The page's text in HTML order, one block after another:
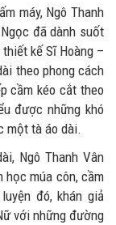
máy, Ngô Thanh
đã dành suốt
kế Sĩ Hoàng –
theo phong cách
cầm kéo cắt theo
được những khó
một tà áo dài.
Ngô Thanh Vân
học múa côn, cầm
đó, khán giả
với những đường